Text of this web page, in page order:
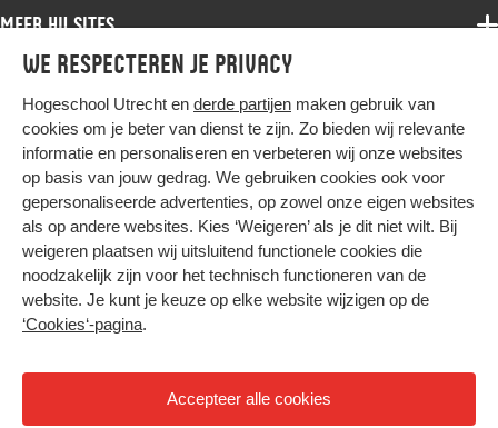
We respecteren je privacy
Hogeschool Utrecht en derde partijen maken gebruik van
cookies om je beter van dienst te zijn. Zo bieden wij relevante
informatie en personaliseren en verbeteren wij onze websites
op basis van jouw gedrag. We gebruiken cookies ook voor
gepersonaliseerde advertenties, op zowel onze eigen websites
als op andere websites. Kies ‘Weigeren’ als je dit niet wilt. Bij
weigeren plaatsen wij uitsluitend functionele cookies die
noodzakelijk zijn voor het technisch functioneren van de
website. Je kunt je keuze op elke website wijzigen op de
‘Cookies‘-pagina.
Accepteer alle cookies
Werken bij de HU
Contact
Master
Studiekeuze voltijd
Associate degree
Bachelor
Master
Post-master
Studiekeuze deeltijd
Meer HU sites
HU International
HU Bibliotheek
HU Ontwikkelt
Duurzame HU
Intranet
Trajectum
Hier komt alles samen
Colofon
Privacy
Cookies
Nieuwsbrief